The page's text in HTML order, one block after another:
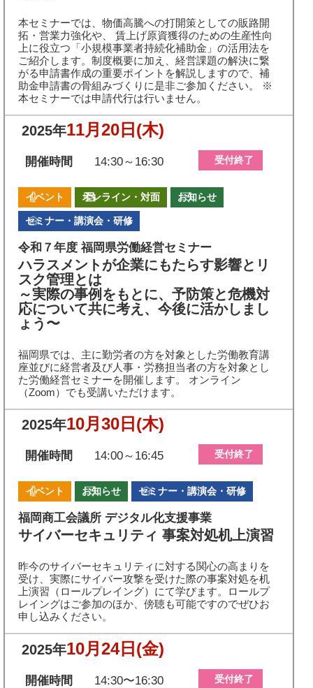
本セミナーでは、物価高騰への打開策としての販路開
拓・営業力強化や、 賃上げ原資獲得のための生産性向
上に役立つ「小規模事業者持続化補助金」の活用法を
ご紹介します。制度概要に加え、経営課題の解決に繋
がる申請書作成の重要ポイントを解説しますので、補
助金申請書の骨組みづくりに是非ご参加ください。 ※
本セミナーでは申請代行は行いません。
2025年11月20日 (木)
開催時間 14:30～16:30 受付終了
イベント オンライン・対面 お知らせ
セミナー・講演会・研修
令和７年度 福岡県労働経営セミナー
ハラスメントが企業にもたらす影響とリ
スク管理とは
～実際の事例をもとに、予防策と危機対
応について共に考え、今後に活かしまし
ょう〜
福岡県では、主に勤労者の方を対象とした労働教育講
座並びに経営者及び人事・労務担当者の方を対象とし
た労働経営セミナーを開催します。 オンライン
（Zoom）でも受講いただけます。
2025年10月30日 (木)
開催時間 14:00～16:45 受付終了
イベント お知らせ セミナー・講演会・研修
福岡商工会議所 デジタル化支援事業
サイバーセキュリティ​ 事案対処机上演習
昨今のサイバーセキュリティに対する関心の高まりを
受け、実際にサイバー攻撃を受けた際の事案対処を机
上演習（ロールプレイング）にて学びます。ロールプ
レイングはご参加のほか、傍聴も可能ですのでぜひお
申し込みください。
2025年10月24日 (金)
開催時間 14:30〜16:30 受付終了